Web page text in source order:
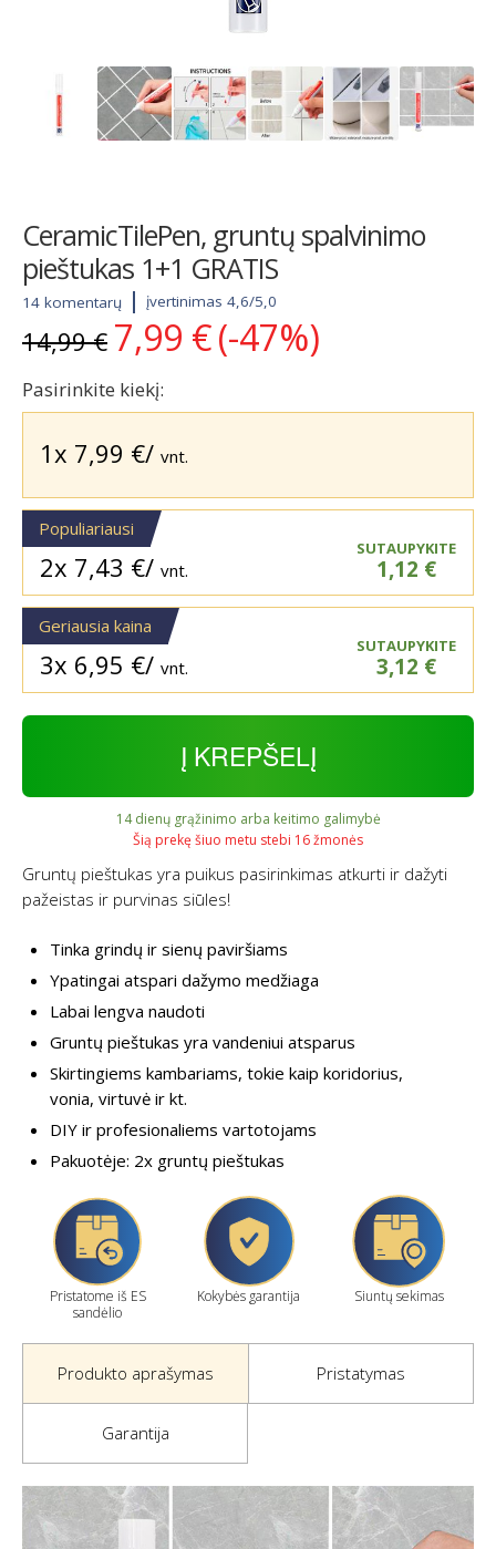
CeramicTilePen, gruntų spalvinimo
pieštukas 1+1 GRATIS
14 komentarų įvertinimas 4,6/5,0
14,99€ Original
price
was:
14,99 €.
7,99 € Current
price
7,99 €.
(-47%)
Pasirinkite kiekį:
1x 7,99 €/ vnt.
Populiariausi
2x 7,43 €/ vnt.
SUTAUPYKITE
1,12 €
Geriausia kaina
3x 6,95 €/ vnt.
SUTAUPYKITE
3,12 €
Į KREPŠELĮ
14 dienų grąžinimo arba keitimo galimybė
Šią prekę šiuo metu stebi 16 žmonės
Gruntų pieštukas yra puikus pasirinkimas atkurti ir dažyti
pažeistas ir purvinas siūles!
Tinka grindų ir sienų paviršiams
Ypatingai atspari dažymo medžiaga
Labai lengva naudoti
Gruntų pieštukas yra vandeniui atsparus
Skirtingiems kambariams, tokie kaip koridorius,
vonia, virtuvė ir kt.
DIY ir profesionaliems vartotojams
Pakuotėje: 2x gruntų pieštukas
Pristatome iš ES
sandėlio
Kokybės garantija Siuntų sekimas
Produkto aprašymas Pristatymas
Garantija